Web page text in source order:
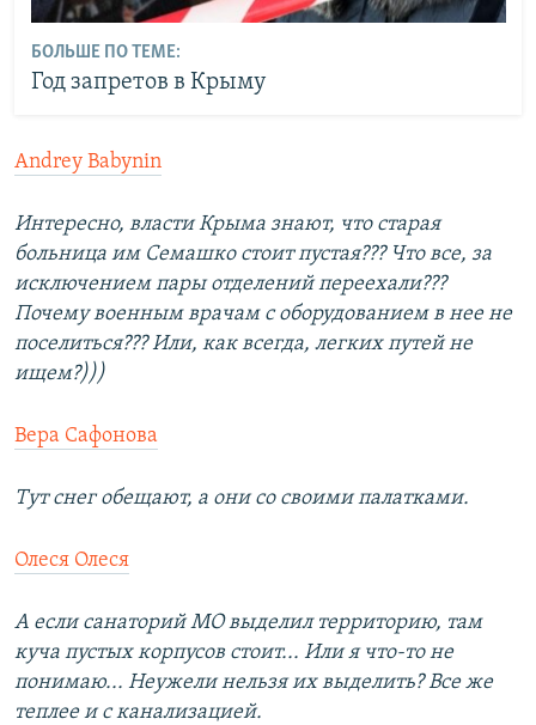
БОЛЬШЕ ПО ТЕМЕ:
Год запретов в Крыму
Andrey Babynin
Интересно, власти Крыма знают, что старая
больница им Семашко стоит пустая??? Что все, за
исключением пары отделений переехали???
Почему военным врачам с оборудованием в нее не
поселиться??? Или, как всегда, легких путей не
ищем?)))
Вера Сафонова
Тут снег обещают, а они со своими палатками.
Олеся Олеся
А если санаторий МО выделил территорию, там
куча пустых корпусов стоит... Или я что-то не
понимаю... Неужели нельзя их выделить? Все же
теплее и с канализацией.